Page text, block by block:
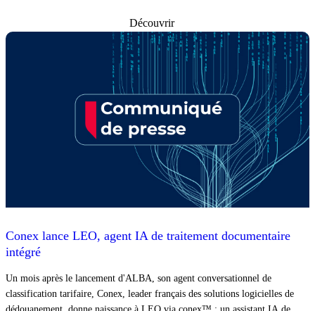
Découvrir
Conex lance LEO, agent IA de traitement documentaire
intégré
Un mois après le lancement d'ALBA, son agent conversationnel de
classification tarifaire, Conex, leader français des solutions logicielles de